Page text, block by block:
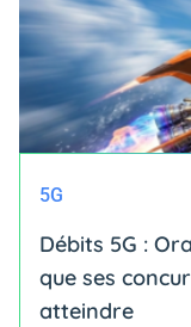
5G
Débits 5G :
que ses
atteindre